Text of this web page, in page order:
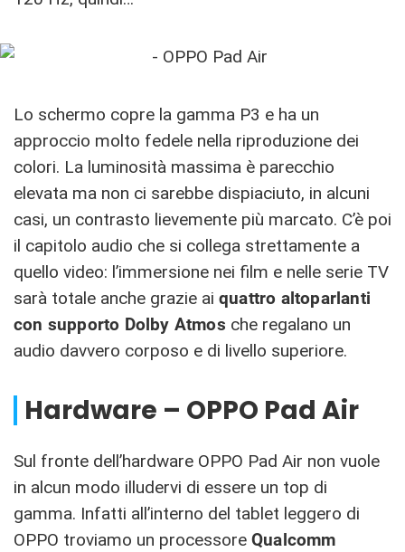
Lo schermo copre la gamma P3 e ha un
approccio molto fedele nella riproduzione dei
colori. La luminosità massima è parecchio
elevata ma non ci sarebbe dispiaciuto, in alcuni
casi, un contrasto lievemente più marcato. C’è poi
il capitolo audio che si collega strettamente a
quello video: l’immersione nei film e nelle serie TV
sarà totale anche grazie ai quattro altoparlanti
con supporto Dolby Atmos che regalano un
audio davvero corposo e di livello superiore.
Hardware – OPPO Pad Air
Sul fronte dell’hardware OPPO Pad Air non vuole
in alcun modo illudervi di essere un top di
gamma. Infatti all’interno del tablet leggero di
OPPO troviamo un processore Qualcomm